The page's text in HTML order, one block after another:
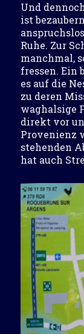
Und
ist
Ruhe. Zur
manchmal,
fressen. Ein
es auf die
zu deren
waghalsige
direkt vor
Provenienz
stehenden
hat auch